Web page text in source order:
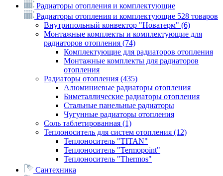
Радиаторы отопления и комплектующие
Радиаторы отопления и комплектующие 528 товаров
Внутрипольный конвектор "Новатерм" (6)
Монтажные комплекты и комплектующие для
радиаторов отопления (74)
Комплектующие для радиаторов отопления
Монтажные комплекты для радиаторов
отопления
Радиаторы отопления (435)
Алюминиевые радиаторы отопления
Биметаллические радиаторы отопления
Стальные панельные радиаторы
Чугунные радиаторы отопления
Соль таблетированная (1)
Теплоноситель для систем отопления (12)
Теплоноситель "TITAN"
Теплоноситель "Termopoint"
Теплоноситель "Thermos"
Сантехника